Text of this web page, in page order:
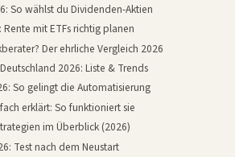
So wählst du Dividenden-Aktien
mit ETFs richtig planen
Der ehrliche Vergleich 2026
2026: Liste & Trends
So gelingt die Automatisierung
erklärt: So funktioniert sie
im Überblick (2026)
Test nach dem Neustart